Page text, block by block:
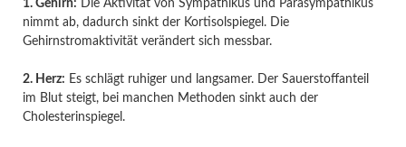
1. Gehirn: Die Aktivität von Sympathikus und Parasympathikus
nimmt ab, dadurch sinkt der Kortisolspiegel. Die
Gehirnstromaktivität verändert sich messbar.
2. Herz: Es schlägt ruhiger und langsamer. Der Sauerstoffanteil
im Blut steigt, bei manchen Methoden sinkt auch der
Cholesterinspiegel.